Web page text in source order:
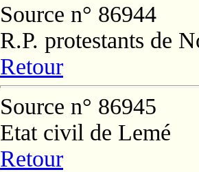
Source n° 86944
R.P. protestants de
Retour
Source n° 86945
Etat civil de Lemé
Retour